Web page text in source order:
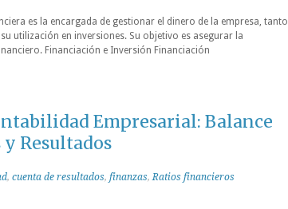
es la encargada de gestionar el dinero de la empresa, tanto
utilización en inversiones. Su objetivo es asegurar la
Financiación e Inversión Financiación
Empresarial: Balance
Resultados
, cuenta de resultados, finanzas,Ratios financieros